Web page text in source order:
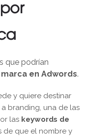
que podrían
en Adwords.
y quiere destinar
branding, una de las
las keywords de
de que el nombre y